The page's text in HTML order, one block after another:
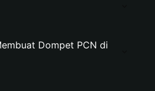
Dompet PCN di